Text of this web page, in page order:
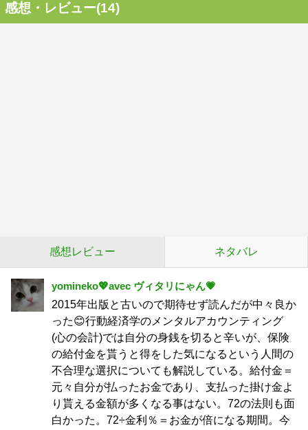
感想・レビュー(14)
感想レビュー ネタバレ
yomineko💖avec ヴィタリにゃん💗
2015年出版と古いので期待せず読んだが中々良か
った😊行動経済学のメンタルアカウンティング
(心の会計)では自分の身銭を切ると辛いが、保険
の給付金を貰うと得をした気になるという人間の
不合理な選択についても解説している。給付金＝
元々自分が払ったお金であり、支払った掛け金よ
り貰える金額が多くなる事はない。72の法則も面
白かった。72÷金利％＝お金が倍になる期間。今